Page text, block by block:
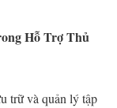
Hỗ Trợ Thủ
trữ và quản lý tập